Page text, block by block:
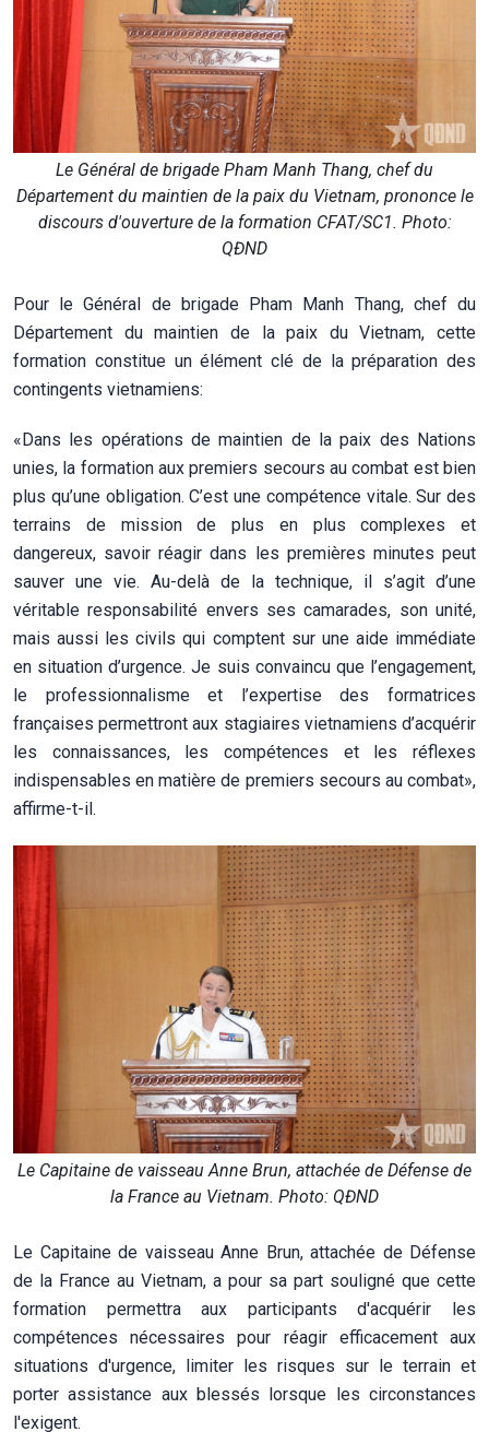
Le Général de brigade Pham Manh Thang, chef du
Département du maintien de la paix du Vietnam, prononce le
discours d'ouverture de la formation CFAT/SC1. Photo:
QĐND
Pour le Général de brigade Pham Manh Thang, chef du
Département du maintien de la paix du Vietnam, cette
formation constitue un élément clé de la préparation des
contingents vietnamiens:
«Dans les opérations de maintien de la paix des Nations
unies, la formation aux premiers secours au combat est bien
plus qu’une obligation. C’est une compétence vitale. Sur des
terrains de mission de plus en plus complexes et
dangereux, savoir réagir dans les premières minutes peut
sauver une vie. Au-delà de la technique, il s’agit d’une
véritable responsabilité envers ses camarades, son unité,
mais aussi les civils qui comptent sur une aide immédiate
en situation d’urgence. Je suis convaincu que l’engagement,
le professionnalisme et l’expertise des formatrices
françaises permettront aux stagiaires vietnamiens d’acquérir
les connaissances, les compétences et les réflexes
indispensables en matière de premiers secours au combat»,
affirme-t-il.
Le Capitaine de vaisseau Anne Brun, attachée de Défense de
la France au Vietnam. Photo: QĐND
Le Capitaine de vaisseau Anne Brun, attachée de Défense
de la France au Vietnam, a pour sa part souligné que cette
formation permettra aux participants d'acquérir les
compétences nécessaires pour réagir efficacement aux
situations d'urgence, limiter les risques sur le terrain et
porter assistance aux blessés lorsque les circonstances
l'exigent.